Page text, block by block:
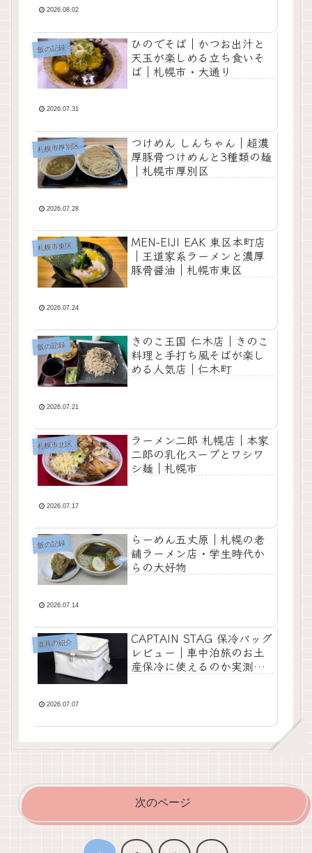
2026.08.02
飯の記録
ひのでそば｜かつお出汁と
天玉が楽しめる立ち食いそ
ば｜札幌市・大通り
2026.07.31
札幌市厚別区
つけめん しんちゃん｜超濃
厚豚骨つけめんと3種類の麺
｜札幌市厚別区
2026.07.28
札幌市東区
MEN-EIJI EAK 東区本町店
｜王道家系ラーメンと濃厚
豚骨醤油｜札幌市東区
2026.07.24
飯の記録
きのこ王国 仁木店｜きのこ
料理と手打ち風そばが楽し
める人気店｜仁木町
2026.07.21
札幌市北区
ラーメン二郎 札幌店｜本家
二郎の乳化スープとワシワ
シ麺｜札幌市
2026.07.17
飯の記録
らーめん五丈原｜札幌の老
舗ラーメン店・学生時代か
らの大好物
2026.07.14
道具の紹介
CAPTAIN STAG 保冷バッグ
レビュー｜車中泊旅のお土
産保冷に使えるのか実測検
2026.07.07
次のページ